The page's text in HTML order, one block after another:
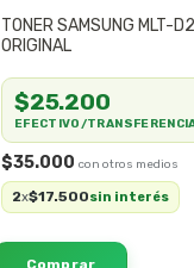
TONER SAMSUNG MLT-
ORIGINAL
$35.000
2x$17.500sin interés
$25.200
EFECTIVO/